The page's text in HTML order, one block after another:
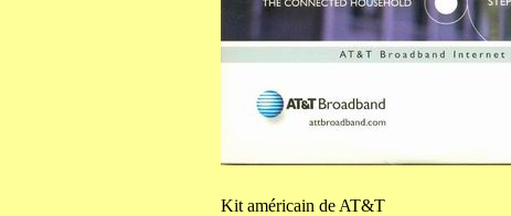
Kit américain de AT&T